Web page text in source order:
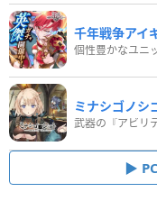
千年戦争アイ
個性豊かなユニ
ミナシゴノシ